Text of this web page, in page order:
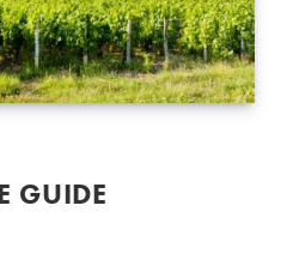
GUIDE